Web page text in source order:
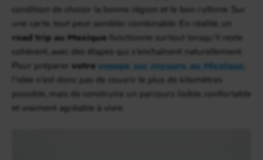
condition de choisir la bonne région et le bon rythme. Sur
une carte, tout peut sembler combinable. En réalité, un
road trip au Mexique fonctionne surtout lorsqu’il reste
cohérent, avec des étapes qui s’enchaînent naturellement.
Pour préparer votre voyage sur mesure au Mexique
l’idée n’est donc pas de couvrir le plus de kilomètres
possible, mais de construire un parcours lisible, confortable
et vraiment agréable à vivre.